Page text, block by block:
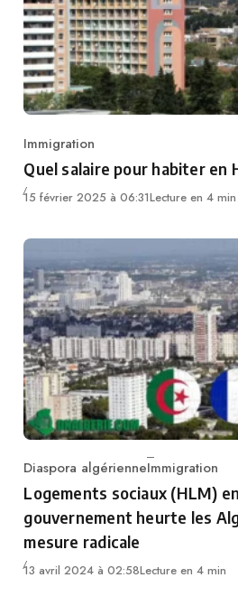
Category
Immigration
Quel salaire pour habiter en
15 février 2025 à 06:31Lecture en 4 min
Category
Diaspora algérienneImmigration
Logements sociaux (HLM)
gouvernement heurte les
mesure radicale
13 avril 2024 à 02:58Lecture en 4 min